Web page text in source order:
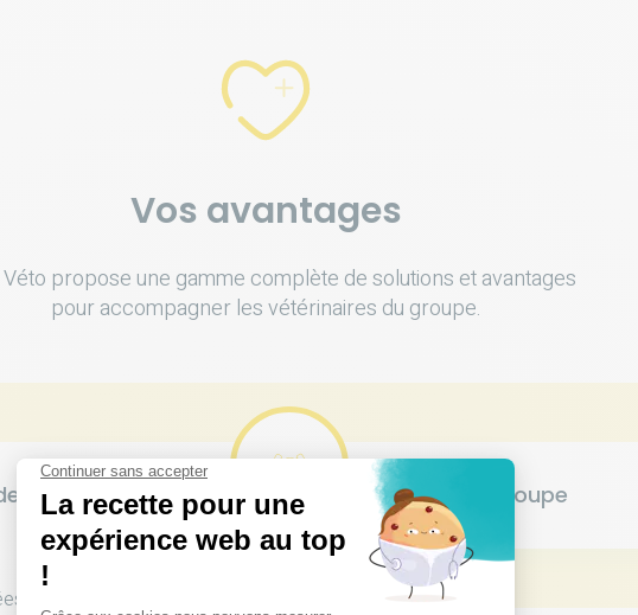
Vos avantages
propose une gamme complète de solutions et avantages
pour accompagner les vétérinaires du groupe.
qualité
d’une gamme
Synergie de groupe